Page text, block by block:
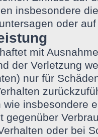
insbesondere
oder
mit
der Verletzung
nur für
wie insbesondere
gegenüber
oder bei